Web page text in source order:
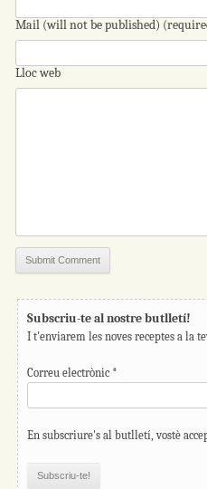
Mail (will not be published)
Lloc web
Subscriu-te al nostre butlletí!
I t'enviarem les noves receptes a la
Correu electrònic *
En subscriure's al butlletí, vostè